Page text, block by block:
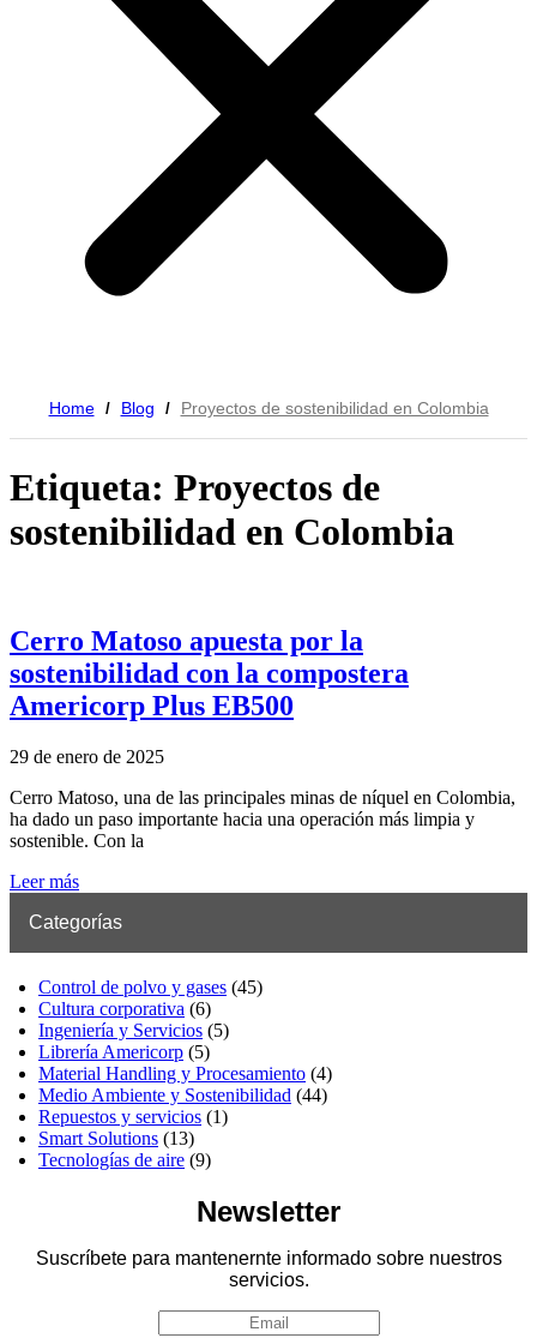
Home / Blog / Proyectos de sostenibilidad en Colombia
Etiqueta: Proyectos de
sostenibilidad en Colombia
Cerro Matoso apuesta por la
sostenibilidad con la compostera
Americorp Plus EB500
29 de enero de 2025
Cerro Matoso, una de las principales minas de níquel en Colombia,
ha dado un paso importante hacia una operación más limpia y
sostenible. Con la
Leer más
Categorías
Control de polvo y gases (45)
Cultura corporativa (6)
Ingeniería y Servicios (5)
Librería Americorp (5)
Material Handling y Procesamiento (4)
Medio Ambiente y Sostenibilidad (44)
Repuestos y servicios (1)
Smart Solutions (13)
Tecnologías de aire (9)
Newsletter
Suscríbete para mantenernte informado sobre nuestros
servicios.